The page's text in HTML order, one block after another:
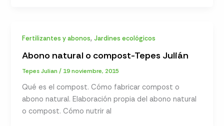
Fertilizantes y abonos,Jardines ecológicos
Abono natural o compost-Tepes Julián
Tepes Julian/ 19 noviembre, 2015
Qué es el compost. Cómo fabricar compost o
abono natural. Elaboración propia del abono natural
o compost. Cómo nutrir al